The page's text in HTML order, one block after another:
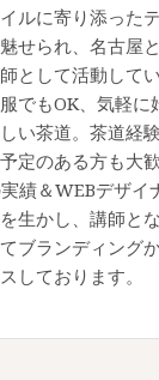
ルに寄り添った
せられ、名古屋
として活動して
でもOK、気軽に
い茶道。茶道経
定のある方も大
績＆WEBデザイ
生かし、講師と
ブランディング
しております。